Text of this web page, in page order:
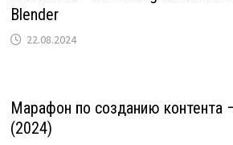
Blender
22.08.2024
Марафон по созданию контента
(2024)